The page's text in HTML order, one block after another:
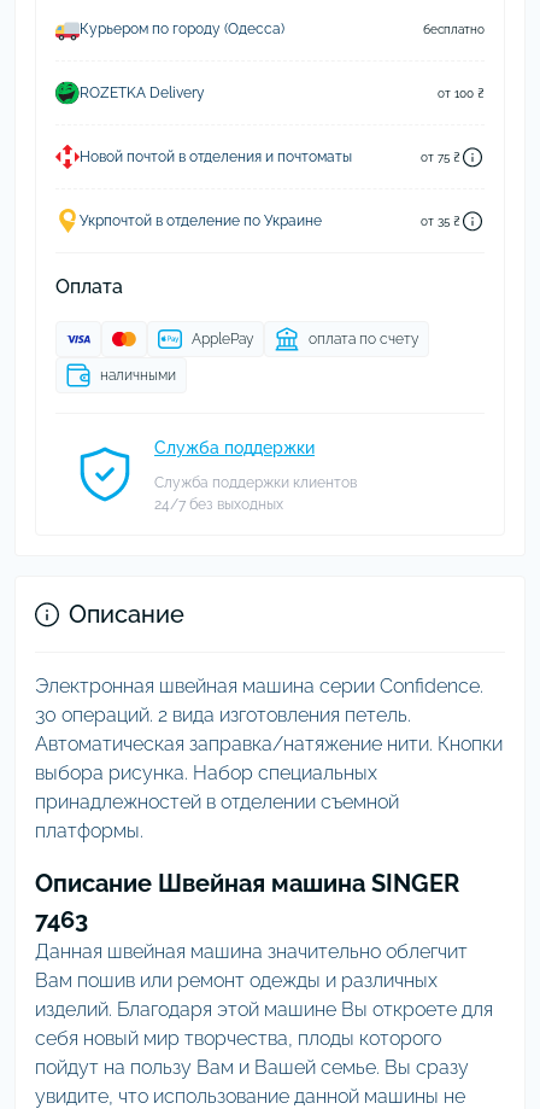
Курьером по городу (Одесса) бесплатно
ROZETKA Delivery от 100 ₴
Новой почтой в отделения и почтоматы от 75 ₴
Укрпочтой в отделение по Украине от 35 ₴
Оплата
ApplePay оплата по счету
наличными
Служба поддержки
Служба поддержки клиентов
24/7 без выходных
Описание
Электронная швейная машина серии Confidence.
30 операций. 2 вида изготовления петель.
Автоматическая заправка/натяжение нити. Кнопки
выбора рисунка. Набор специальных
принадлежностей в отделении съемной
платформы.
Описание Швейная машина SINGER
7463
Данная швейная машина значительно облегчит
Вам пошив или ремонт одежды и различных
изделий. Благодаря этой машине Вы откроете для
себя новый мир творчества, плоды которого
пойдут на пользу Вам и Вашей семье. Вы сразу
увидите, что использование данной машины не